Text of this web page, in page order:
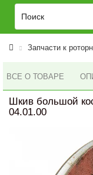
Запчасти к
ВСЕ О ТОВАРЕ
Шкив большой
04.01.00